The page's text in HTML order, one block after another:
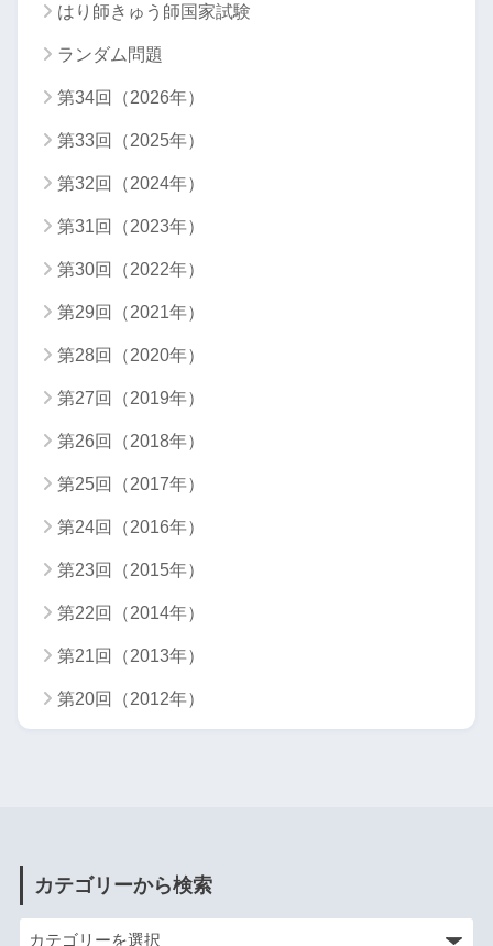
はり師きゅう師国家試験
ランダム問題
第34回（2026年）
第33回（2025年）
第32回（2024年）
第31回（2023年）
第30回（2022年）
第29回（2021年）
第28回（2020年）
第27回（2019年）
第26回（2018年）
第25回（2017年）
第24回（2016年）
第23回（2015年）
第22回（2014年）
第21回（2013年）
第20回（2012年）
カテゴリーから検索